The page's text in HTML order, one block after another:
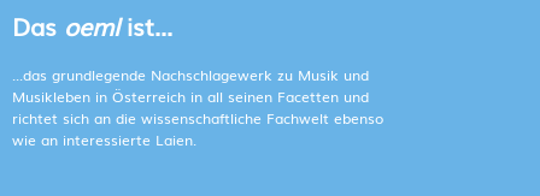
Das oemlist...
...das grundlegende Nachschlagewerk zu Musik und
Musikleben in Österreich in all seinen Facetten und
richtet sich an die wissenschaftliche Fachwelt ebenso
wie an interessierte Laien.